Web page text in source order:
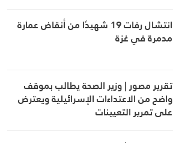
انتشال رفات 19 شهيدًا من أنقاض عمارة
مدمرة في غزة
تقرير مصور | وزير الصحة يطالب بموقف
واضح من الاعتداءات الإسرائيلية ويعترض
على تمرير التعيينات